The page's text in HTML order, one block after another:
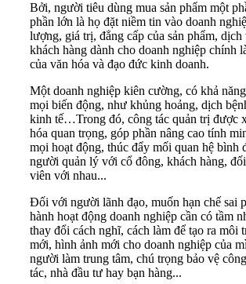
Bởi, người tiêu dùng mua sản phẩm một
phần lớn là họ đặt niềm tin vào doanh
lượng, giá trị, đẳng cấp của sản phẩm,
khách hàng dành cho doanh nghiệp chính
của văn hóa và đạo đức kinh doanh.
Một doanh nghiệp kiên cường, có khả
mọi biến động, như khủng hoảng, dịch
kinh tế…Trong đó, công tác quản trị được
hóa quan trọng, góp phần nâng cao tính
mọi hoạt động, thúc đẩy mối quan hệ bình
người quản lý với cổ đông, khách hàng,
viên với nhau...
Đối với người lãnh đạo, muốn hạn chế sai
hành hoạt động doanh nghiệp cần có tầm
thay đổi cách nghĩ, cách làm để tạo ra môi
mới, hình ảnh mới cho doanh nghiệp của
người làm trung tâm, chú trọng bảo vệ
tác, nhà đầu tư hay bạn hàng...